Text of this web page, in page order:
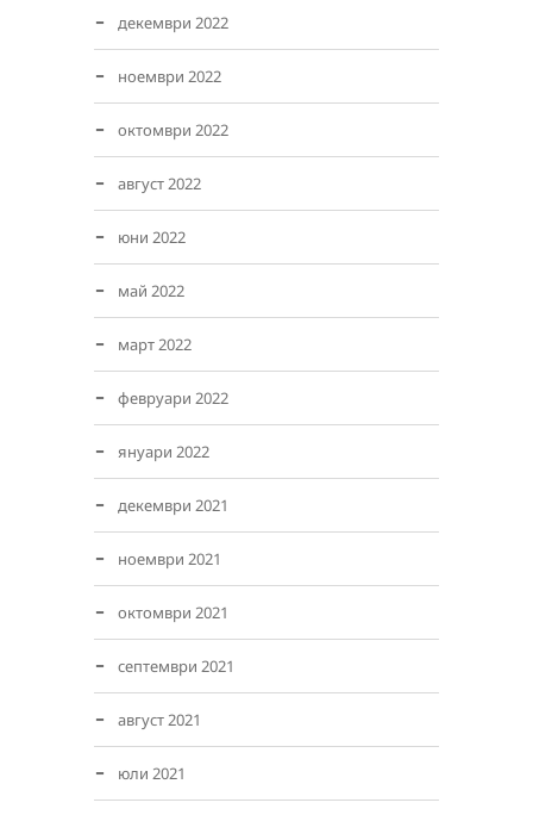
декември 2022
ноември 2022
октомври 2022
август 2022
юни 2022
май 2022
март 2022
февруари 2022
януари 2022
декември 2021
ноември 2021
октомври 2021
септември 2021
август 2021
юли 2021